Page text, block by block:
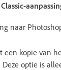
naar
een kopie van
optie is